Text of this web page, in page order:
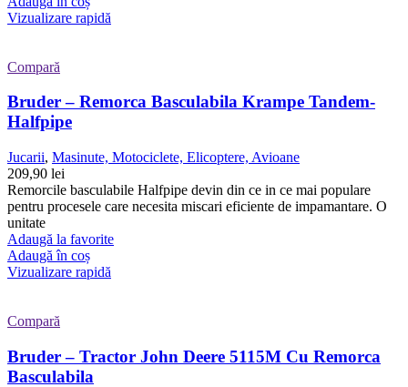
Vizualizare rapidă
Compară
Bruder – Remorca Basculabila Krampe Tandem-
Halfpipe
Jucarii, Masinute, Motociclete, Elicoptere, Avioane
209,90 lei
Remorcile basculabile Halfpipe devin din ce in ce mai populare
pentru procesele care necesita miscari eficiente de impamantare. O
unitate
Adaugă la favorite
Adaugă în coș
Vizualizare rapidă
Compară
Bruder – Tractor John Deere 5115M Cu Remorca
Basculabila